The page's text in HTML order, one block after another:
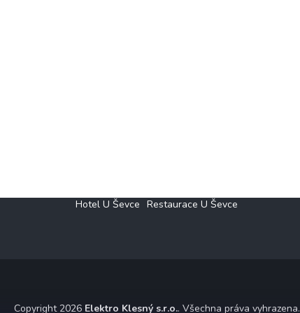
Hotel U Ševce Restaurace U Ševce
Copyright 2026 Elektro Klesný s.r.o.. Všechna práva vyhrazena.